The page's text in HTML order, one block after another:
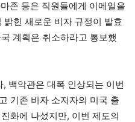
존 등은 직원들에게 이메일을
힌 새로운 비자 규정이 발효
계획은 취소하라고 통보했
백악관은 대폭 인상되는 이번
기존 비자 소지자의 미국 출
화에 나섰지만, 이번 제도의